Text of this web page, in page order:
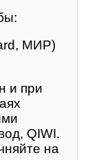
МИР)
и при
QIWI.
на